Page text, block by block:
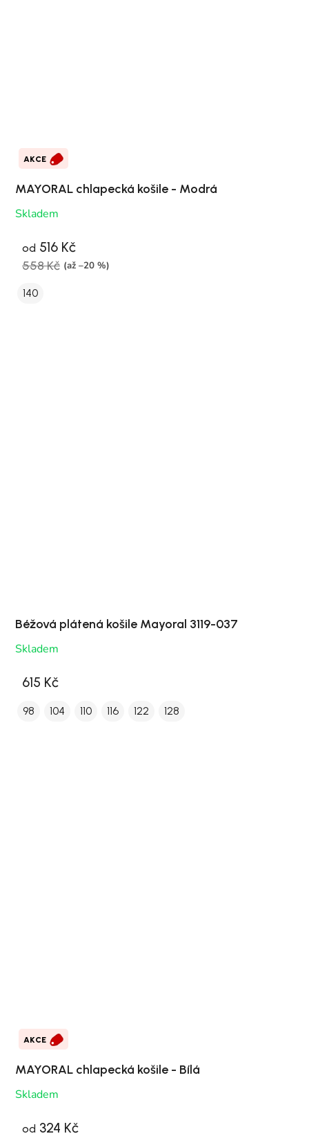
AKCE
MAYORAL chlapecká košile - Modrá
Skladem
od 516 Kč
558 Kč (až –20 %)
140
Béžová plátená košile Mayoral 3119-037
Skladem
615 Kč
98 104 110 116 122 128
AKCE
MAYORAL chlapecká košile - Bílá
Skladem
od 324 Kč